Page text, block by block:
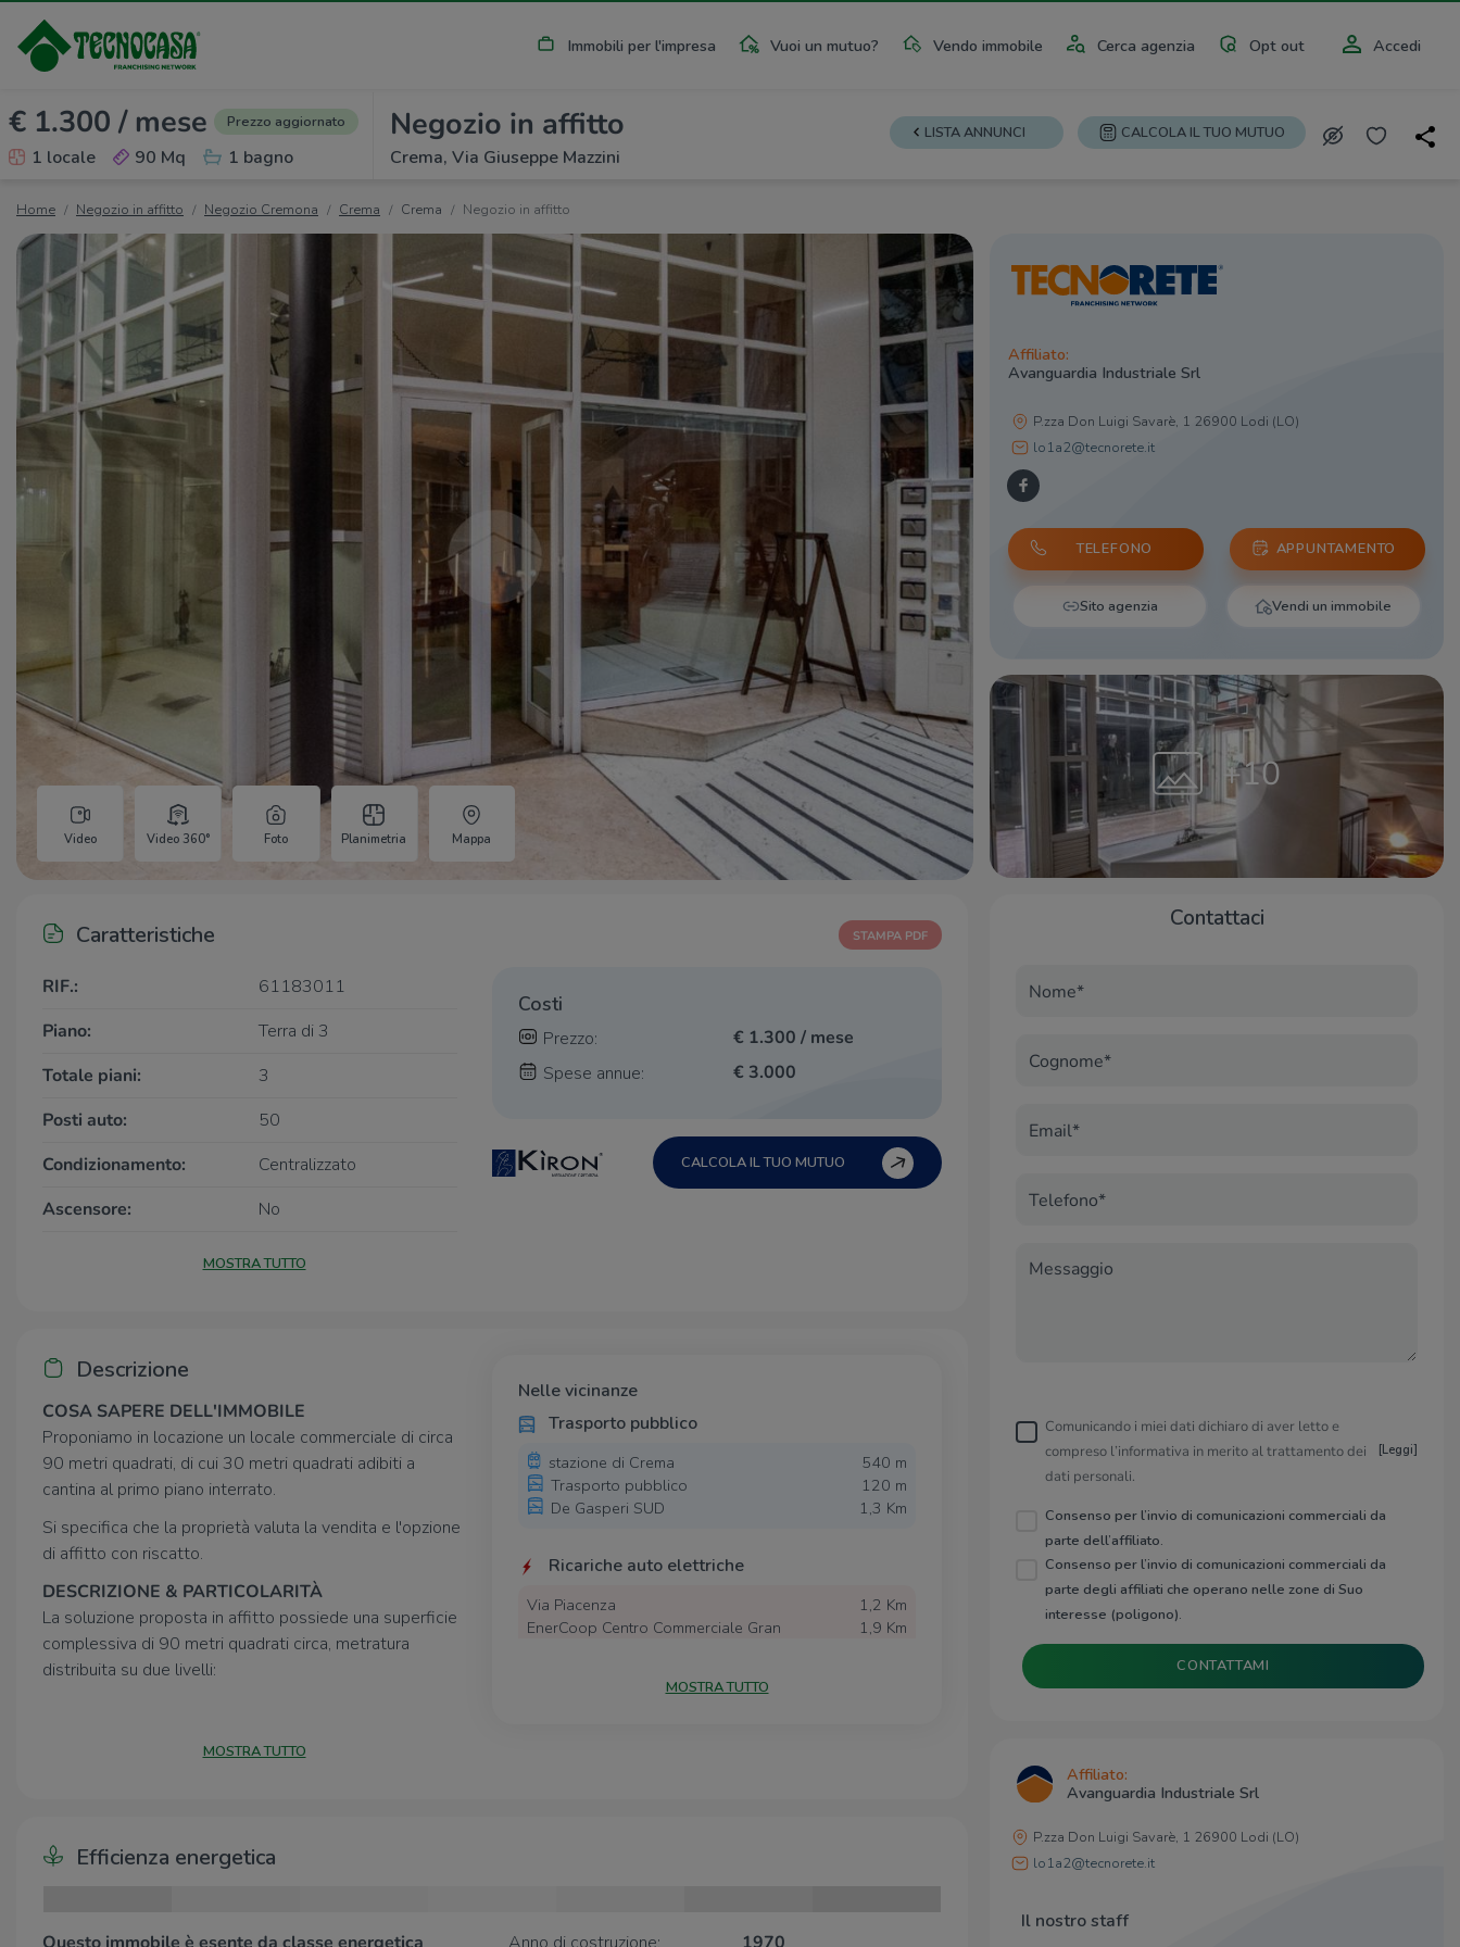
Immobili per l'impresa Vuoi un mutuo? Vendo immobile Cerca agenzia Opt out Accedi
€ 1.300 / mese Prezzo aggiornato
1 locale 90 Mq 1 bagno
Negozio in affitto
Crema, Via Giuseppe Mazzini
LISTA ANNUNCI CALCOLA IL TUO MUTUO
Home Negozio in affitto Negozio Cremona Crema Crema Negozio in affitto
Video Video 360° Foto Planimetria Mappa
Affiliato:
Avanguardia Industriale Srl
P.zza Don Luigi Savarè, 1 26900 Lodi (LO)
lo1a2@tecnorete.it
TELEFONO APPUNTAMENTO
Sito agenzia Vendi un immobile
+10
Caratteristiche
RIF.:
61183011
Piano:
Terra di 3
Totale piani:
3
Posti auto:
50
Condizionamento:
Centralizzato
Ascensore:
No
MOSTRA TUTTO
STAMPA PDF
Costi
Prezzo:
€ 1.300 / mese
Spese annue:
€ 3.000
CALCOLA IL TUO MUTUO
Descrizione
COSA SAPERE DELL'IMMOBILE
Proponiamo in locazione un locale commerciale di circa
90 metri quadrati, di cui 30 metri quadrati adibiti a
cantina al primo piano interrato.
Si specifica che la proprietà valuta la vendita e l'opzione
di affitto con riscatto.
DESCRIZIONE & PARTICOLARITÀ
La soluzione proposta in affitto possiede una superficie
complessiva di 90 metri quadrati circa, metratura
distribuita su due livelli:
grazie all’ottimale posizione ad angolo e alle due grandi
- Al piano primo interrato, raggiungibile mediante
annesso un comodo servizio igienico privato.
MOSTRA TUTTO
Nelle vicinanze
Trasporto pubblico
stazione di Crema
540 m
Trasporto pubblico
120 m
De Gasperi SUD
1,3 Km
Ricariche auto elettriche
Via Piacenza
1,2 Km
EnerCoop Centro Commerciale Gran
1,9 Km
Farmacia Granata
MOSTRA TUTTO
Efficienza energetica
Contattaci
Nome*
Cognome*
Email*
Telefono*
Messaggio
Comunicando i miei dati dichiaro di aver letto e
compreso l’informativa in merito al trattamento dei
dati personali.
[Leggi]
Consenso per l’invio di comunicazioni commerciali da
parte dell’affiliato.
Consenso per l’invio di comunicazioni commerciali da
parte degli affiliati che operano nelle zone di Suo
interesse (poligono).
CONTATTAMI
Affiliato:
Avanguardia Industriale Srl
P.zza Don Luigi Savarè, 1 26900 Lodi (LO)
lo1a2@tecnorete.it
Il nostro staff